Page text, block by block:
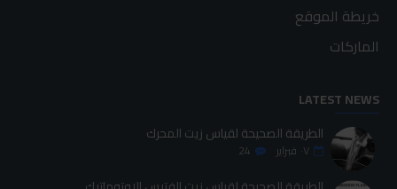
خريطة الموقع
الماركات
LATEST NEWS
الطريقة الصحيحة لقياس زيت المحرك
٠٧ فبراير 24